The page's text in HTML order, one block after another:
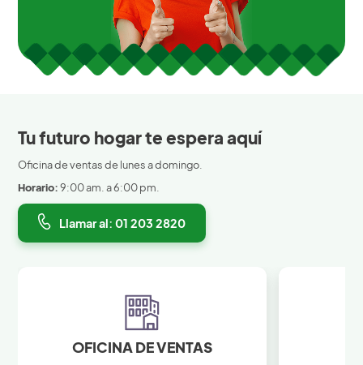
Tu futuro hogar te espera aquí
Oficina de ventas de lunes a domingo.
Horario:9:00 am. a 6:00 pm.
Llamar al: 01 203 2820
OFICINA DE VENTAS